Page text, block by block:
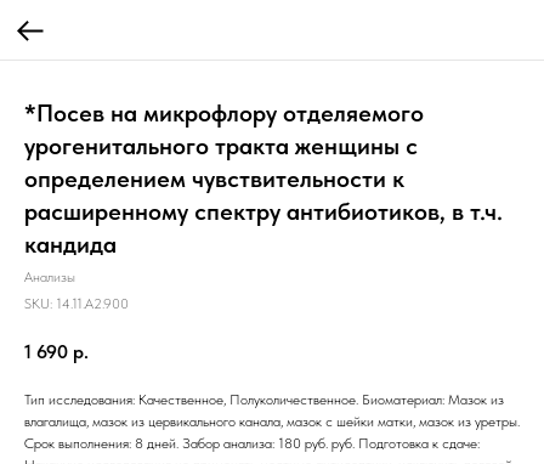
*Посев на микрофлору отделяемого
урогенитального тракта женщины с
определением чувствительности к
расширенному спектру антибиотиков, в т.ч.
кандида
Анализы
SKU: 14.11.A2.900
1 690 р.
Тип исследования: Качественное, Полуколичественное. Биоматериал: Мазок из
влагалища, мазок из цервикального канала, мазок с шейки матки, мазок из уретры.
Срок выполнения: 8 дней. Забор анализа: 180 руб. руб. Подготовка к сдаче: